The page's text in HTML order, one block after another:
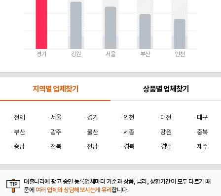
경기 강원 서울 부산 인천
지역별 업체찾기 상품별 업체찾기
전체 서울 경기 인천 대전
대구
부산
광주 울산 세종 강원
충북
충남
전북 전남 경북 경남 제주
대출나라에 광고 중인 등록업체마다 기준과 상품, 금리, 상환기간이 모두 다르기 때
문에 여러 업체와 상담해보시는게 유리합니다.